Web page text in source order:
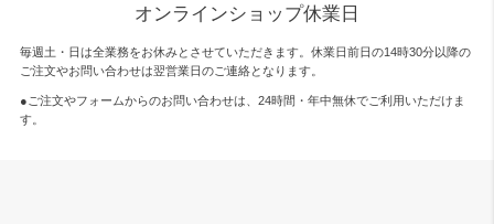
オンラインショップ休業日
毎週土・日は全業務をお休みとさせていただきます。休業日前日の14時30分以降の
ご注文やお問い合わせは翌営業日のご連絡となります。
●ご注文やフォームからのお問い合わせは、 24時間・年中無休でご利用いただけま
す。